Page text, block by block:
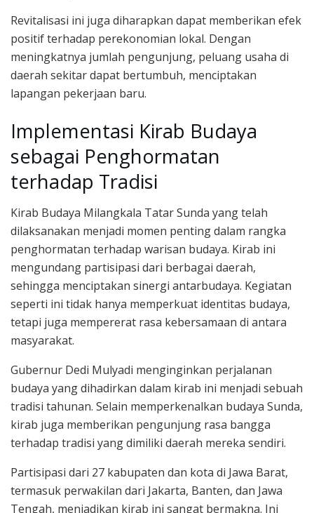
Revitalisasi ini juga diharapkan dapat memberikan efek
positif terhadap perekonomian lokal. Dengan
meningkatnya jumlah pengunjung, peluang usaha di
daerah sekitar dapat bertumbuh, menciptakan
lapangan pekerjaan baru.
Implementasi Kirab Budaya
sebagai Penghormatan
terhadap Tradisi
Kirab Budaya Milangkala Tatar Sunda yang telah
dilaksanakan menjadi momen penting dalam rangka
penghormatan terhadap warisan budaya. Kirab ini
mengundang partisipasi dari berbagai daerah,
sehingga menciptakan sinergi antarbudaya. Kegiatan
seperti ini tidak hanya memperkuat identitas budaya,
tetapi juga mempererat rasa kebersamaan di antara
masyarakat.
Gubernur Dedi Mulyadi menginginkan perjalanan
budaya yang dihadirkan dalam kirab ini menjadi sebuah
tradisi tahunan. Selain memperkenalkan budaya Sunda,
kirab juga memberikan pengunjung rasa bangga
terhadap tradisi yang dimiliki daerah mereka sendiri.
Partisipasi dari 27 kabupaten dan kota di Jawa Barat,
termasuk perwakilan dari Jakarta, Banten, dan Jawa
Tengah, menjadikan kirab ini sangat bermakna. Ini